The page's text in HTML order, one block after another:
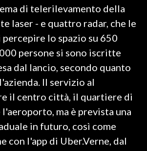
di telerilevamento della
laser - e quattro radar, che le
lo spazio su 650
persone si sono iscritte
dal lancio, secondo quanto
Il servizio al
il centro città, il quartiere di
ma è prevista una
in futuro, così come
con l'app di Uber.Verne, dal